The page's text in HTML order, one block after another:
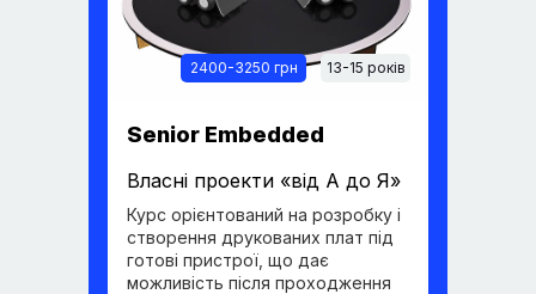
2400-3250 грн 13-15 років
Senior Embedded
Власні проекти «від А до Я»
Курс орієнтований на розробку і
створення друкованих плат під
готові пристрої, що дає
можливість після проходження